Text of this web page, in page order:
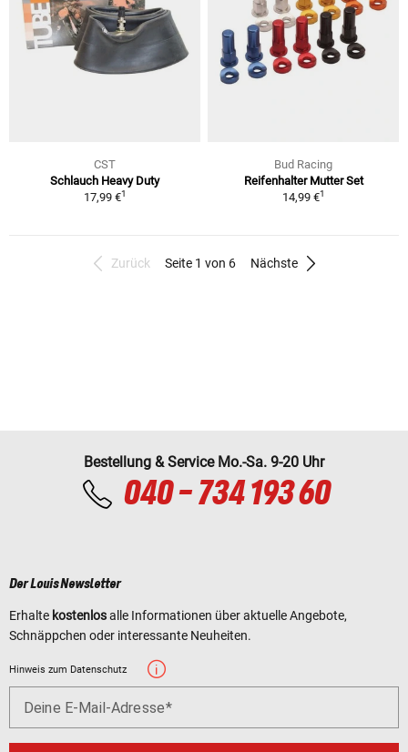
CST
Schlauch Heavy Duty
17,99 €1
Bud Racing
Reifenhalter Mutter Set
14,99 €1
Zurück Seite 1 von 6 Nächste
Bestellung & Service Mo.-Sa. 9-20 Uhr
040 - 734 193 60
Der Louis Newsletter
Erhalte kostenlosalle Informationen über aktuelle Angebote,
Schnäppchen oder interessante Neuheiten.
Hinweis zum Datenschutz
Deine E-Mail-Adresse